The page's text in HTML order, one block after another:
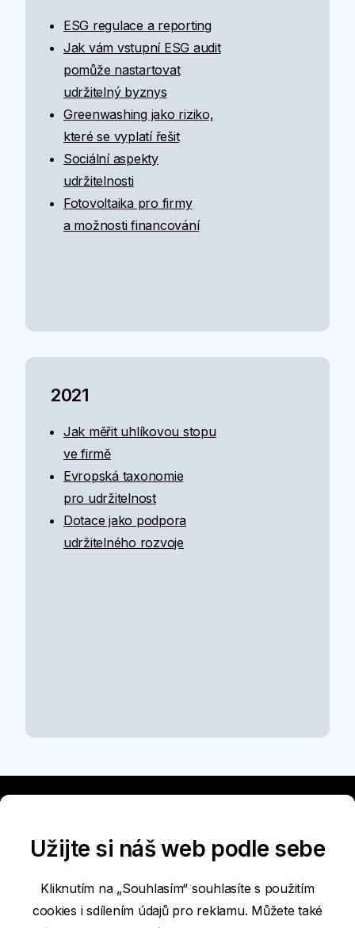
ESG regulace a reporting
Jak vám vstupní ESG audit
pomůže nastartovat
udržitelný byznys
Greenwashing jako riziko,
které se vyplatí řešit
Sociální aspekty
udržitelnosti
Fotovoltaika pro firmy
a možnosti financování
2021
Jak měřit uhlíkovou stopu
ve firmě
Evropská taxonomie
pro udržitelnost
Dotace jako podpora
udržitelného rozvoje
Podmínky používání internetových stránek
Prohlášení o přístupnosti
Užijte si náš web podle sebe
Kliknutím na „Souhlasím“ souhlasíte s použitím
cookies i sdílením údajů pro reklamu. Můžete také